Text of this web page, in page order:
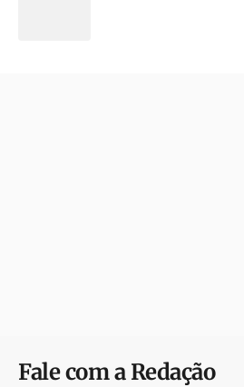
Fale com a Redação